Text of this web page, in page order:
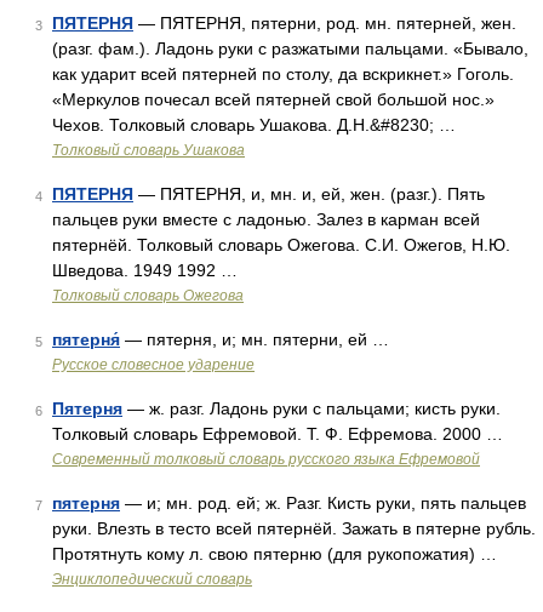
3 ПЯТЕРНЯ — ПЯТЕРНЯ, пятерни, род. мн. пятерней, жен.
(разг. фам.). Ладонь руки с разжатыми пальцами. «Бывало,
как ударит всей пятерней по столу, да вскрикнет.» Гоголь.
«Меркулов почесал всей пятерней свой большой нос.»
Чехов. Толковый словарь Ушакова. Д.Н.&#8230; …
Толковый словарь Ушакова
4 ПЯТЕРНЯ — ПЯТЕРНЯ, и, мн. и, ей, жен. (разг.). Пять
пальцев руки вместе с ладонью. Залез в карман всей
пятернёй. Толковый словарь Ожегова. С.И. Ожегов, Н.Ю.
Шведова. 1949 1992 …
Толковый словарь Ожегова
5 пятерня́ — пятерня, и; мн. пятерни, ей …
Русское словесное ударение
6 Пятерня — ж. разг. Ладонь руки с пальцами; кисть руки.
Толковый словарь Ефремовой. Т. Ф. Ефремова. 2000 …
Современный толковый словарь русского языка Ефремовой
7 пятерня — и; мн. род. ей; ж. Разг. Кисть руки, пять пальцев
руки. Влезть в тесто всей пятернёй. Зажать в пятерне рубль.
Протятнуть кому л. свою пятерню (для рукопожатия) …
Энциклопедический словарь